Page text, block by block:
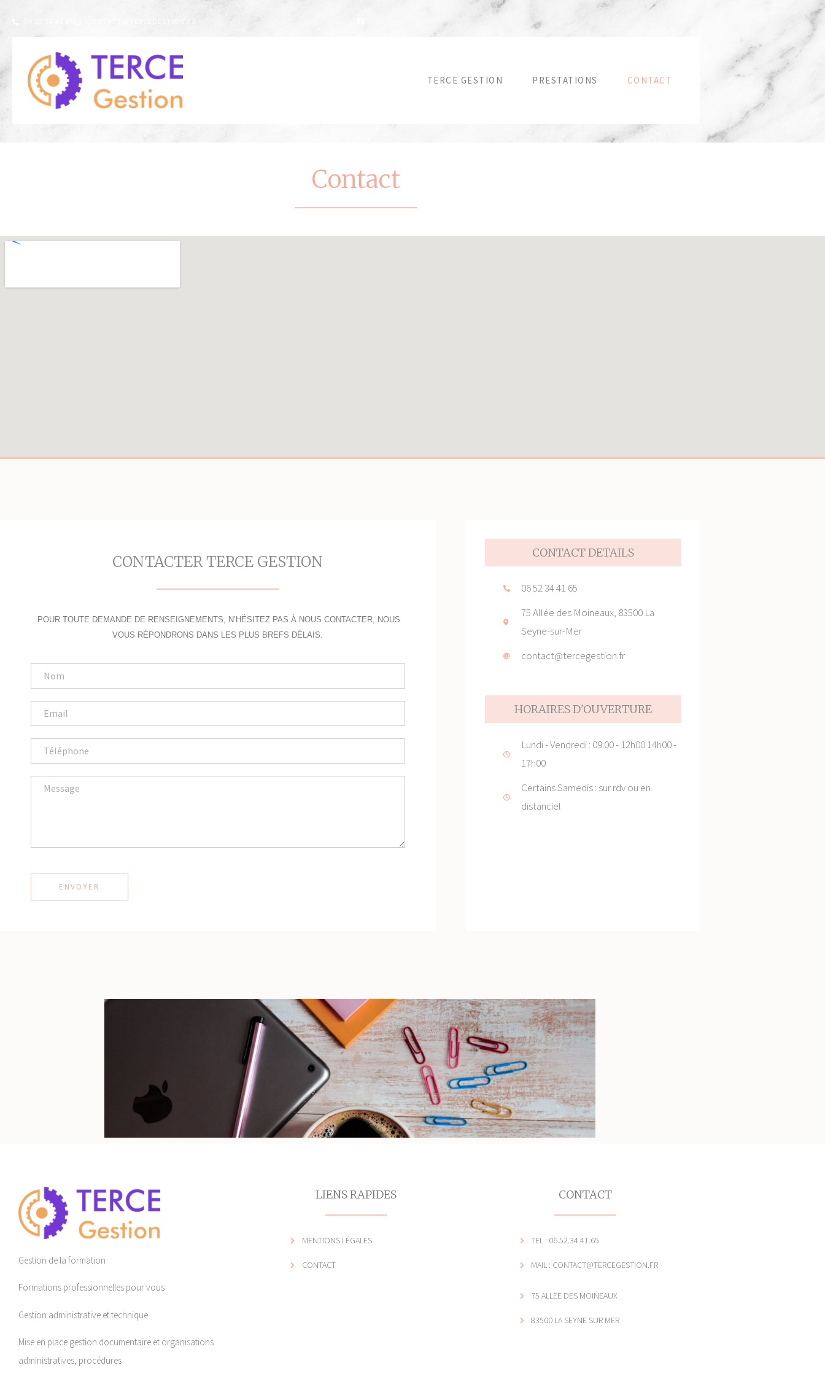
TERCE GESTION PRESTATIONS CONTACT
Contact
CONTACTER TERCE GESTION
POUR TOUTE DEMANDE DE RENSEIGNEMENTS, N’HÉSITEZ PAS À NOUS CONTACTER, NOUS
VOUS RÉPONDRONS DANS LES PLUS BREFS DÉLAIS.
ENVOYER
CONTACT DETAILS
06 52 34 41 65
75 Allée des Moineaux, 83500 La
Seyne-sur-Mer
contact@tercegestion.fr
HORAIRES D'OUVERTURE
Lundi - Vendredi : 09:00 - 12h00 14h00 -
17h00
Certains Samedis : sur rdv ou en
distanciel
Gestion de la formation
Formations professionnelles pour vous
Gestion administrative et technique
Mise en place gestion documentaire et organisations
administratives, procédures
LIENS RAPIDES
MENTIONS LÉGALES
CONTACT
CONTACT
TEL : 06.52.34.41.65
MAIL : CONTACT@TERCEGESTION.FR
75 ALLEE DES MOINEAUX
83500 LA SEYNE SUR MER